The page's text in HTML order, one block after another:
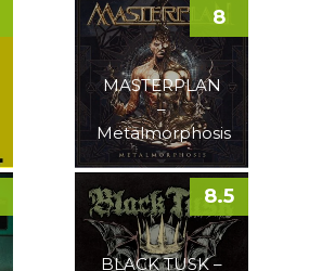
MASTERPLAN
–
Metalmorphosis
8
BLACK TUSK –
8.5